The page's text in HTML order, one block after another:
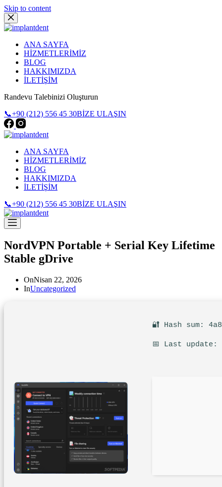
Skip to content
ANA SAYFA
HİZMETLERİMİZ
BLOG
HAKKIMIZDA
İLETİŞİM
Randevu Talebinizi Oluşturun
📞+90 (212) 556 45 30BİZE ULAŞIN
ANA SAYFA
HİZMETLERİMİZ
BLOG
HAKKIMIZDA
İLETİŞİM
📞+90 (212) 556 45 30BİZE ULAŞIN
NordVPN Portable + Serial Key Lifetime
Stable gDrive
OnNisan 22, 2026
InUncategorized
🔐 Hash sum:
📅 Last update: